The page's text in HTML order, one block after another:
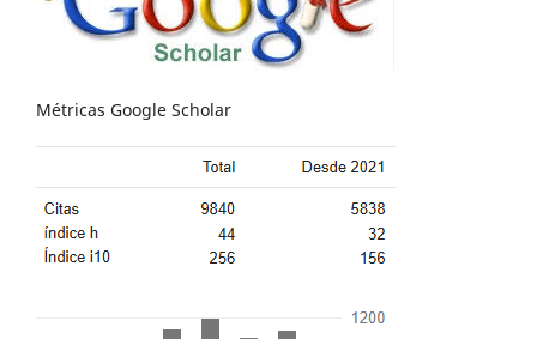
Métricas Google Scholar